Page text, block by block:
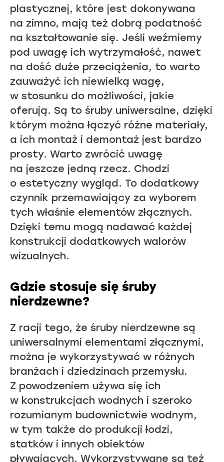
plastycznej, które jest dokonywana
na zimno, mają też dobrą podatność
na kształtowanie się. Jeśli weźmiemy
pod uwagę ich wytrzymałość, nawet
na dość duże przeciążenia, to warto
zauważyć ich niewielką wagę,
w stosunku do możliwości, jakie
oferują. Są to śruby uniwersalne, dzięki
którym można łączyć różne materiały,
a ich montaż i demontaż jest bardzo
prosty. Warto zwrócić uwagę
na jeszcze jedną rzecz. Chodzi
o estetyczny wygląd. To dodatkowy
czynnik przemawiający za wyborem
tych właśnie elementów złącznych.
Dzięki temu mogą nadawać każdej
konstrukcji dodatkowych walorów
wizualnych.
Gdzie stosuje się śruby
nierdzewne?
Z racji tego, że śruby nierdzewne są
uniwersalnymi elementami złącznymi,
można je wykorzystywać w różnych
branżach i dziedzinach przemysłu.
Z powodzeniem używa się ich
w konstrukcjach wodnych i szeroko
rozumianym budownictwie wodnym,
w tym także do produkcji łodzi,
statków i innych obiektów
pływających. Wykorzystywane są też